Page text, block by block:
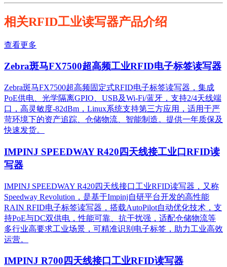
相关RFID工业读写器产品介绍
查看更多
Zebra斑马FX7500超高频工业RFID电子标签读写器
Zebra斑马FX7500超高频固定式RFID电子标签读写器，集成
PoE供电、光学隔离GPIO、USB及Wi-Fi/蓝牙，支持2/4天线端
口，高灵敏度-82dBm，Linux系统支持第三方应用，适用于严
苛环境下的资产追踪、仓储物流、智能制造。提供一年质保及
快速发货。
IMPINJ SPEEDWAY R420四天线接工业口RFID读
写器
IMPINJ SPEEDWAY R420四天线接口工业RFID读写器，又称
Speedway Revolution，是基于Impinj自研平台开发的高性能
RAIN RFID电子标签读写器，搭载AutoPilot自动优化技术，支
持PoE与DC双供电，性能可靠、抗干扰强，适配仓储物流等
多行业高要求工业场景，可精准识别电子标签，助力工业高效
运营。​
IMPINJ R700四天线接口工业RFID读写器